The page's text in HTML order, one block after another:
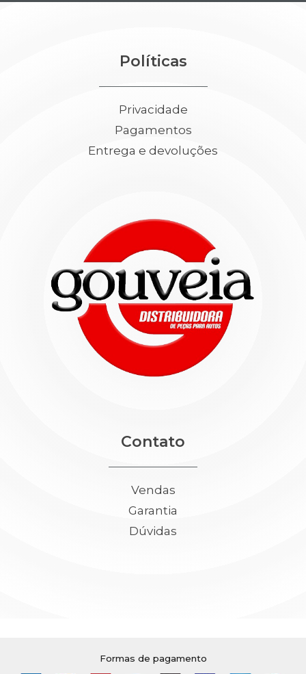
Políticas
Privacidade
Pagamentos
Entrega e devoluções
Contato
Vendas
Garantia
Dúvidas
Formas de pagamento